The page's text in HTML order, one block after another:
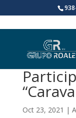
Oct 23, 2021 |